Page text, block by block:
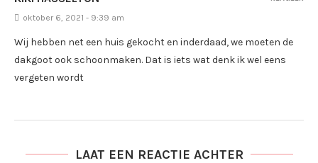
oktober 6, 2021 - 9:39 am
Wij hebben net een huis gekocht en inderdaad, we moeten de
dakgoot ook schoonmaken. Dat is iets wat denk ik wel eens
vergeten wordt
LAAT EEN REACTIE ACHTER